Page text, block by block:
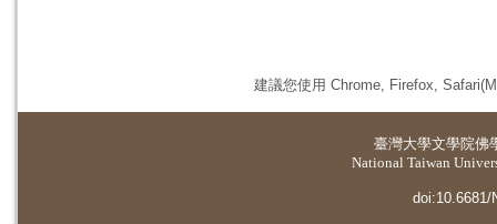
建議您使用 Chrome, Firefox,
臺灣大學文學院佛
National Taiwan
doi:10.6681/